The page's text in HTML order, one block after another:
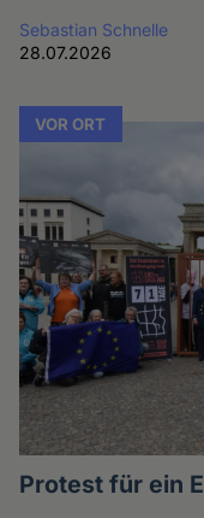
Sebastian Schnelle
28.07.2026
VOR ORT
Protest für ein